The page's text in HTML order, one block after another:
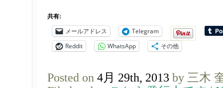
共有:
メールアドレス
Telegram
Reddit
WhatsApp その他
Posted on 4月 29th, 2013 by 三木